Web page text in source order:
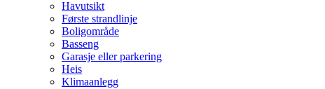
Havutsikt
Første strandlinje
Boligområde
Basseng
Garasje eller parkering
Heis
Klimaanlegg